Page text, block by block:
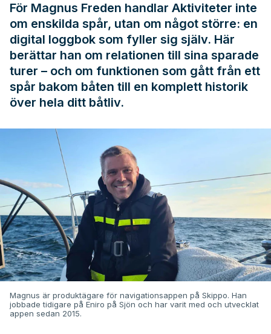
För Magnus Freden handlar Aktiviteter inte
om enskilda spår, utan om något större: en
digital loggbok som fyller sig själv. Här
berättar han om relationen till sina sparade
turer – och om funktionen som gått från ett
spår bakom båten till en komplett historik
över hela ditt båtliv.
Magnus är produktägare för navigationsappen på Skippo. Han
jobbade tidigare på Eniro på Sjön och har varit med och utvecklat
appen sedan 2015.